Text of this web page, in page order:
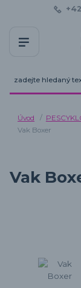
Úvod
Vak Boxer
Vak